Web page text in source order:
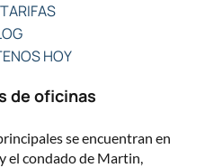
HOY
de oficinas
se encuentran en
el condado de Martin,